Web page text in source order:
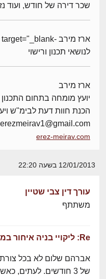
שכר דירה של חודש, ועוד
לנושאי תכנון ורישוי
ארז מירב
יועץ מומחה בתחום התכנון
הכנת חוות דעת לבימ"ש
erezmeirav1@gmail.com
erez-meirav.com
12/01/2013 בשעה 22:20
עורך דין צבי שטיין
משתתף
Re: ליקויי בניה איחור במסירת דירה חדשה
אברהם שלום לא בכל צורת
של 3 חודשים. לעתים,